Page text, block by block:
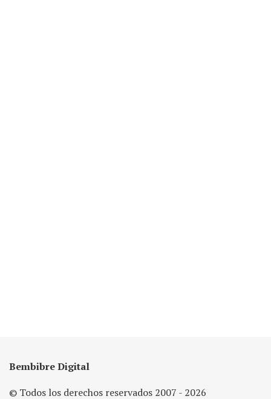
Bembibre Digital
© Todos los derechos reservados 2007 - 2026